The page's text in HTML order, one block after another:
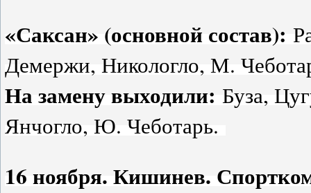
«Саксан» (основной состав):
Демержи, Никологло, М.
На замену выходили: Буза,
Янчогло, Ю. Чеботарь.
16 ноября. Кишинев.